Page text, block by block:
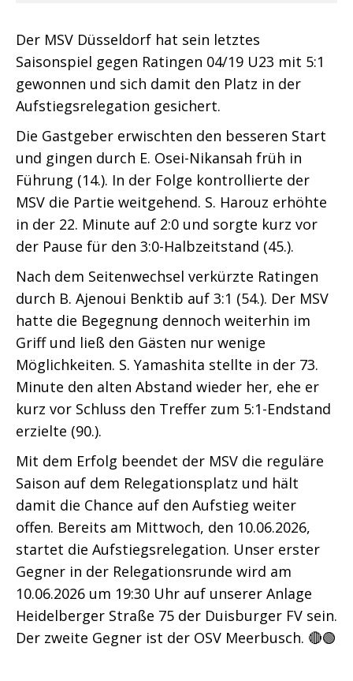
Der MSV Düsseldorf hat sein letztes
Saisonspiel gegen Ratingen 04/19 U23 mit 5:1
gewonnen und sich damit den Platz in der
Aufstiegsrelegation gesichert.
Die Gastgeber erwischten den besseren Start
und gingen durch E. Osei-Nikansah früh in
Führung (14.). In der Folge kontrollierte der
MSV die Partie weitgehend. S. Harouz erhöhte
in der 22. Minute auf 2:0 und sorgte kurz vor
der Pause für den 3:0-Halbzeitstand (45.).
Nach dem Seitenwechsel verkürzte Ratingen
durch B. Ajenoui Benktib auf 3:1 (54.). Der MSV
hatte die Begegnung dennoch weiterhin im
Griff und ließ den Gästen nur wenige
Möglichkeiten. S. Yamashita stellte in der 73.
Minute den alten Abstand wieder her, ehe er
kurz vor Schluss den Treffer zum 5:1-Endstand
erzielte (90.).
Mit dem Erfolg beendet der MSV die reguläre
Saison auf dem Relegationsplatz und hält
damit die Chance auf den Aufstieg weiter
offen. Bereits am Mittwoch, den 10.06.2026,
startet die Aufstiegsrelegation. Unser erster
Gegner in der Relegationsrunde wird am
10.06.2026 um 19:30 Uhr auf unserer Anlage
Heidelberger Straße 75 der Duisburger FV sein.
Der zweite Gegner ist der OSV Meerbusch. 🔴🟢